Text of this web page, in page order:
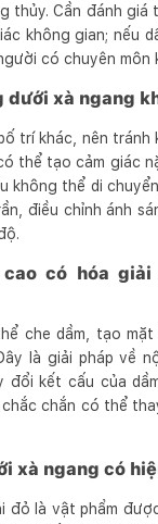
thủy. Cần đánh giá
không gian; nếu
có chuyên môn
dưới xà ngang
trí khác, nên tránh
thể tạo cảm giác
không thể di
điều chỉnh ánh
có hóa
che dầm, tạo mặt
là giải pháp về
đổi kết cấu của
chắn có thể
xà ngang có
đỏ là vật phẩm